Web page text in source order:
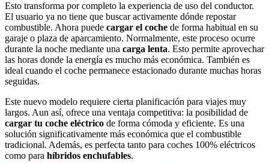
Esto transforma por completo la experiencia de uso del conductor.
El usuario ya no tiene que buscar activamente dónde repostar
combustible. Ahora puede cargar el coche de forma habitual en su
garaje o plaza de aparcamiento. Normalmente, este proceso ocurre
durante la noche mediante una carga lenta. Esto permite aprovechar
las horas donde la energía es mucho más económica. También es
ideal cuando el coche permanece estacionado durante muchas horas
seguidas.
Este nuevo modelo requiere cierta planificación para viajes muy
largos. Aun así, ofrece una ventaja competitiva: la posibilidad de
cargar tu coche eléctrico de forma cómoda y eficiente. Es una
solución significativamente más económica que el combustible
tradicional. Además, es perfecta tanto para coches 100% eléctricos
como para híbridos enchufables.